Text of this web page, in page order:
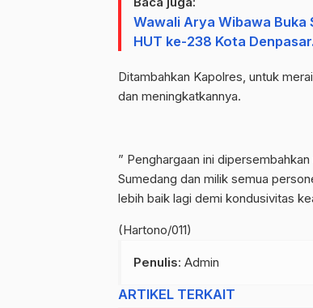
Wawali Arya Wibawa Buka
HUT ke-238 Kota Denpasar.
Ditambahkan Kapolres, untuk
dan meningkatkannya.
” Penghargaan ini
Sumedang dan milik semua
lebih baik lagi demi kondusivitas
(Hartono/011)
Penulis: Admin
ARTIKEL TERKAIT